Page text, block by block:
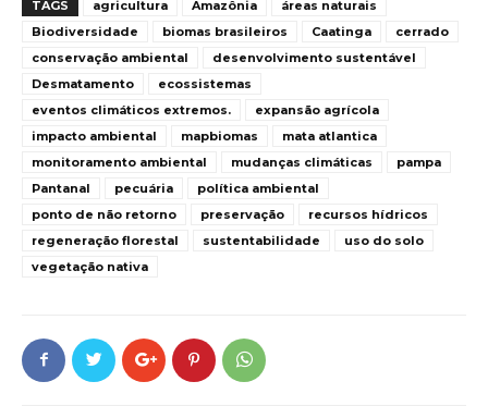
TAGS agricultura Amazônia
áreas naturais
Biodiversidade
biomas brasileiros Caatinga
cerrado
conservação ambiental
desenvolvimento sustentável
Desmatamento
ecossistemas
eventos climáticos extremos.
expansão agrícola
impacto ambiental
mapbiomas
mata atlantica
monitoramento ambiental
mudanças climáticas
pampa
Pantanal
pecuária
política ambiental
ponto de não retorno
preservação
recursos hídricos
regeneração florestal
sustentabilidade
uso do solo
vegetação nativa